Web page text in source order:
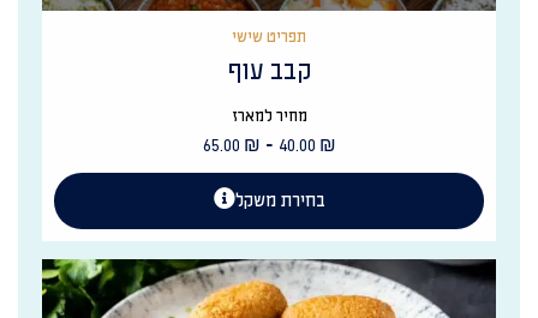
תפריט שישי
קבב עוף
מחיר למארז
40.00 ₪
-
65.00 ₪
בחירת משקל